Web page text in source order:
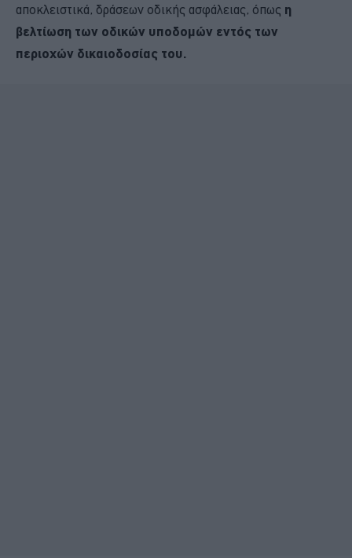
αποκλειστικά, δράσεων οδικής ασφάλειας, όπως η
βελτίωση των οδικών υποδομών εντός των
περιοχών δικαιοδοσίας του.